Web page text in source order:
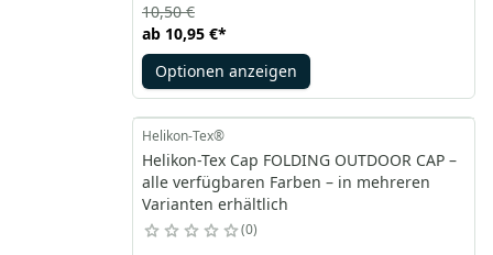
der Mütze und schutz vor schlechten
Wetterbedingungen. Diese isolierte Mütze ist mit
sharkskin Material bedeckt. velcro Paneld
ermöglichen schnelle Personalisierung.
ab 10,95 €*
10,50 €
Optionen anzeigen
Helikon-Tex®
Helikon-Tex Cap FOLDING OUTDOOR CAP –
alle verfügbaren Farben – in mehreren
Varianten erhältlich
0